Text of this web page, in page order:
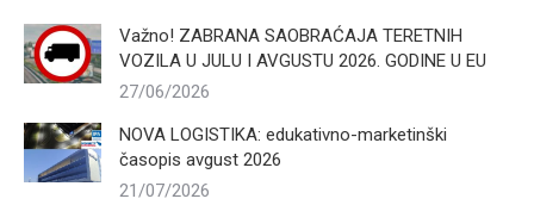
Važno! ZABRANA SAOBRAĆAJA TERETNIH
VOZILA U JULU I AVGUSTU 2026. GODINE U EU
27/06/2026
NOVA LOGISTIKA: edukativno-marketinški
časopis avgust 2026
21/07/2026